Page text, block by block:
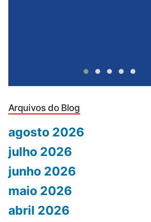
Arquivos do Blog
agosto 2026
julho 2026
junho 2026
maio 2026
abril 2026